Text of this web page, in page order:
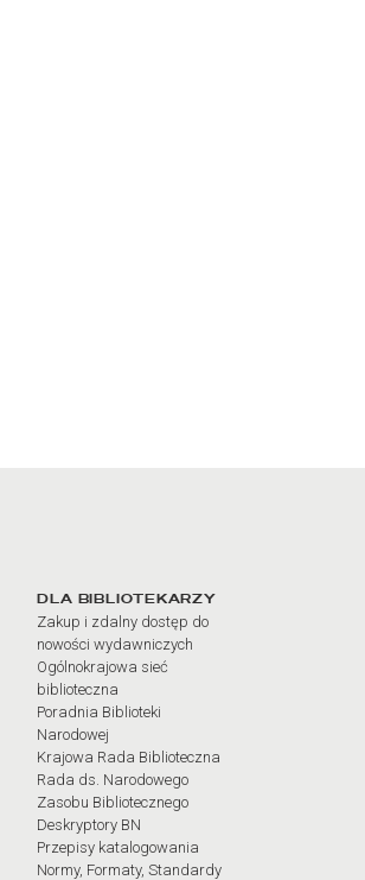
DLA BIBLIOTEKARZY
Zakup i zdalny dostęp do
nowości wydawniczych
Ogólnokrajowa sieć
biblioteczna
Poradnia Biblioteki
Narodowej
Krajowa Rada Biblioteczna
Rada ds. Narodowego
Zasobu Bibliotecznego
Deskryptory BN
Przepisy katalogowania
Normy, Formaty, Standardy